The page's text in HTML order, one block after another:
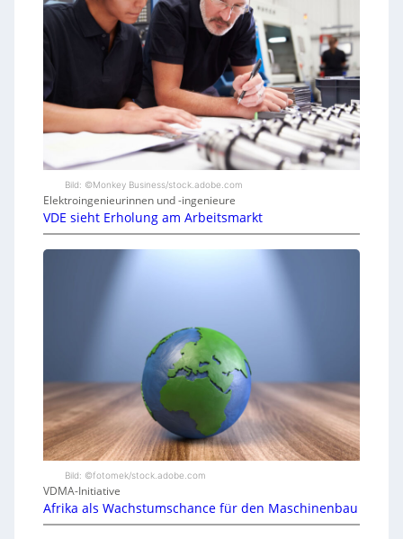
Bild: ©Monkey Business/stock.adobe.com
Elektroingenieurinnen und -ingenieure
VDE sieht Erholung am Arbeitsmarkt
Bild: ©fotomek/stock.adobe.com
VDMA-Initiative
Afrika als Wachstumschance für den Maschinenbau